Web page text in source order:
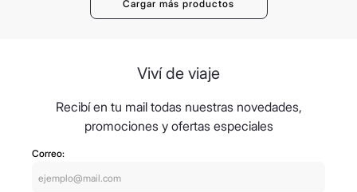
Viví de viaje
Recibí en tu mail todas nuestras novedades,
promociones y ofertas especiales
Correo: